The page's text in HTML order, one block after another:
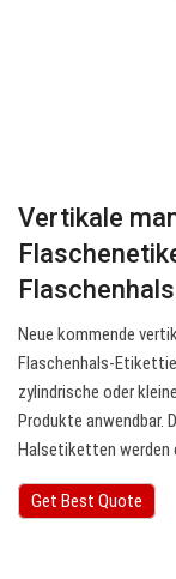
Vertikale
Neue kommende
Flaschenhals-
zylindrische oder
Produkte anwendbar.
Halsetiketten werden
Get Best Quote